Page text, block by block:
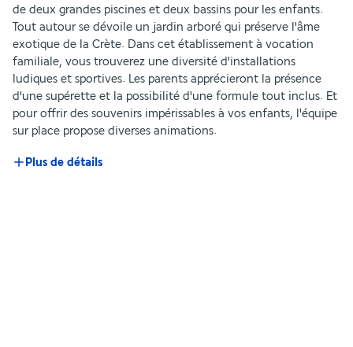
de deux grandes piscines et deux bassins pour les enfants.
Tout autour se dévoile un jardin arboré qui préserve l'âme
exotique de la Crète. Dans cet établissement à vocation
familiale, vous trouverez une diversité d'installations
ludiques et sportives. Les parents apprécieront la présence
d'une supérette et la possibilité d'une formule tout inclus. Et
pour offrir des souvenirs impérissables à vos enfants, l'équipe
sur place propose diverses animations.
Plus de détails